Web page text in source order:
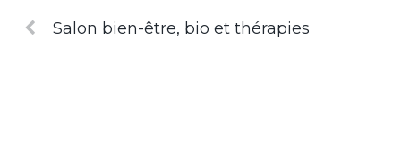
Salon bien-être, bio et thérapies